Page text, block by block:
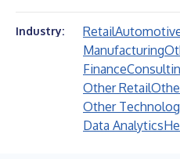
Industry: Retail
Manufacturing
Finance
Other Retail
Other
Data Analytics